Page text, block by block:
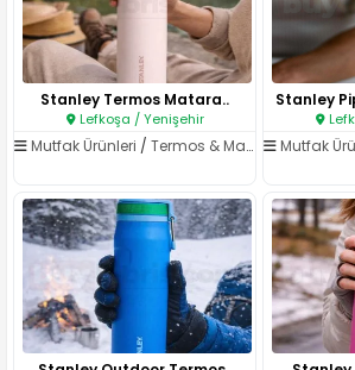
Stanley Termos Matara..
Lefkoşa / Yenişehir
Mutfak Ürünleri / Termos & Matara Mutfak